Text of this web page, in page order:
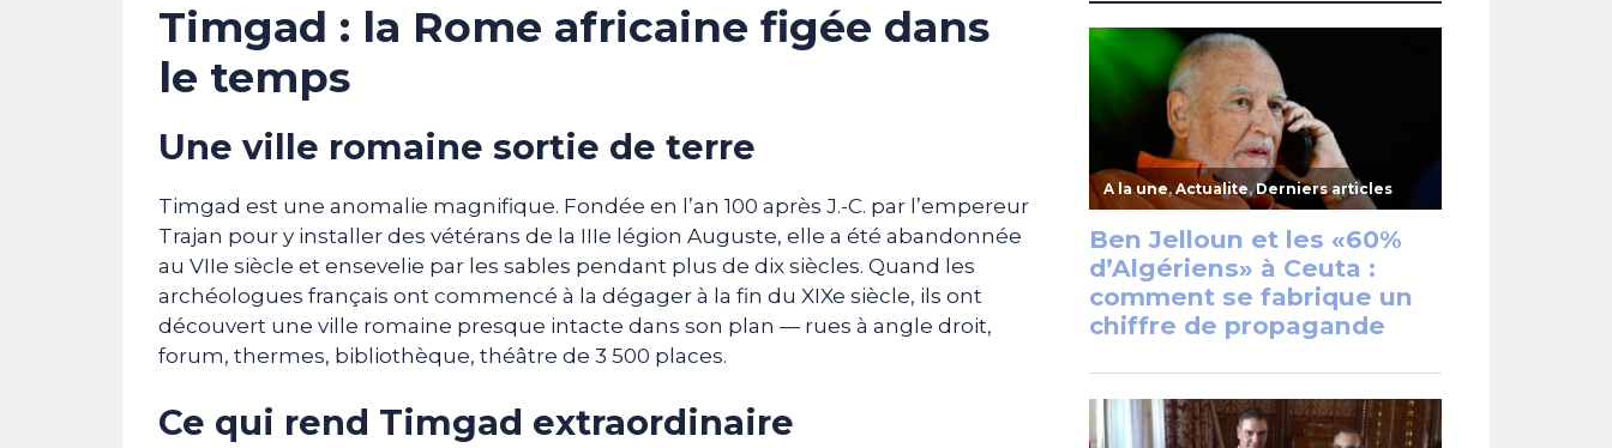
Timgad : la Rome africaine figée dans
le temps
Une ville romaine sortie de terre
Timgad est une anomalie magnifique. Fondée en l’an 100 après J.-C. par l’empereur
Trajan pour y installer des vétérans de la IIIe légion Auguste, elle a été abandonnée
au VIIe siècle et ensevelie par les sables pendant plus de dix siècles. Quand les
archéologues français ont commencé à la dégager à la fin du XIXe siècle, ils ont
découvert une ville romaine presque intacte dans son plan — rues à angle droit,
forum, thermes, bibliothèque, théâtre de 3 500 places.
Ce qui rend Timgad extraordinaire